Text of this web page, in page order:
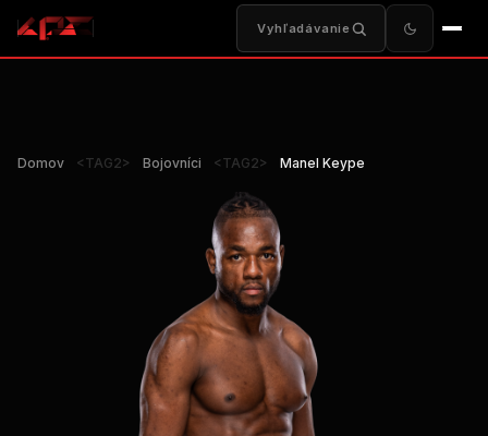
Vyhľadávanie
Domov <TAG2> Bojovníci <TAG2> Manel Keype